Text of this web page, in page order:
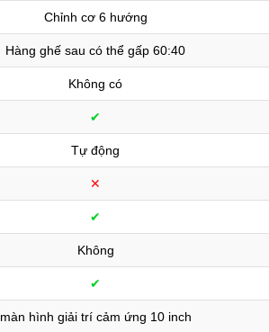
Chỉnh cơ 6 hướng
Hàng ghế sau có thể gấp 60:40
Không có
✔︎
Tự động
✕︎
✔︎
Không
✔︎
màn hình giải trí cảm ứng 10 inch